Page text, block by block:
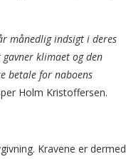
månedlig indsigt i deres
klimaet og den
betale for naboens
Holm Kristoffersen.
Kravene er dermed